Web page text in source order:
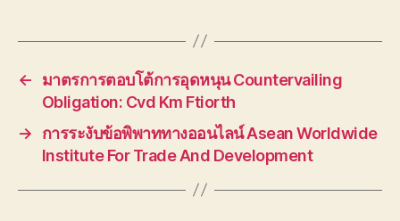
←
มาตรการตอบโต้การอุดหนุน Countervailing
Obligation: Cvd Km Ftiorth
→
การระงับข้อพิพาททางออนไลน์ Asean Worldwide
Institute For Trade And Development